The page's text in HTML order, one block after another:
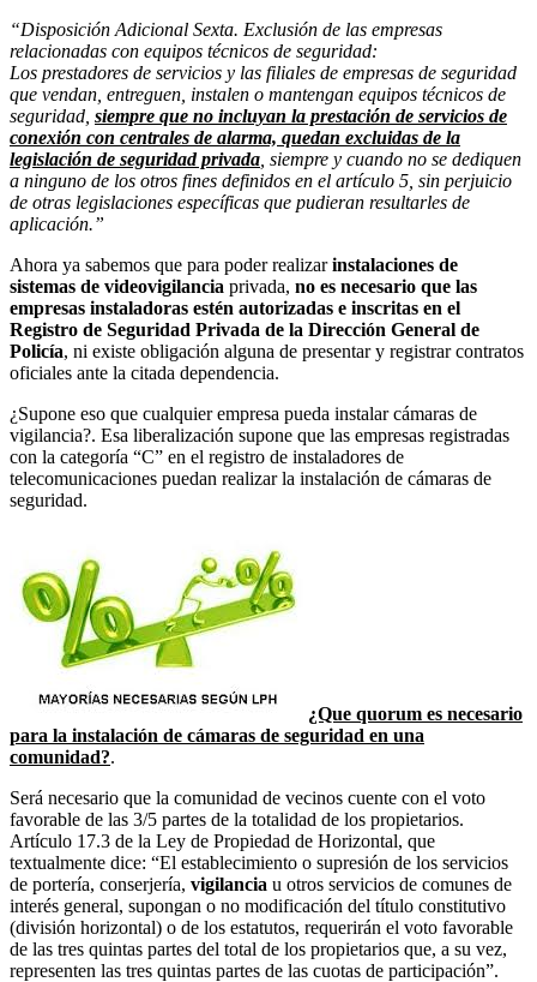
“Disposición Adicional Sexta. Exclusión de las empresas
relacionadas con equipos técnicos de seguridad:
Los prestadores de servicios y las filiales de empresas de seguridad
que vendan, entreguen, instalen o mantengan equipos técnicos de
seguridad, siempre que no incluyan la prestación de servicios de
conexión con centrales de alarma, quedan excluidas de la
legislación de seguridad privada , siempre y cuando no se dediquen
a ninguno de los otros fines definidos en el artículo 5, sin perjuicio
de otras legislaciones específicas que pudieran resultarles de
aplicación.”
Ahora ya sabemos que para poder realizarinstalaciones de
sistemas de videovigilancia privada, no es necesario que las
empresas instaladoras estén autorizadas e inscritas en el
Registro de Seguridad Privada de la Dirección General de
Policía, ni existe obligación alguna de presentar y registrar contratos
oficiales ante la citada dependencia.
¿Supone eso que cualquier empresa pueda instalar cámaras de
vigilancia?. Esa liberalización supone que las empresas registradas
con la categoría “C” en el registro de instaladores de
telecomunicaciones puedan realizar la instalación de cámaras de
seguridad.
¿Que quorum es necesario
para la instalación de cámaras de seguridad en una
comunidad?.
Será necesario que la comunidad de vecinos cuente con el voto
favorable de las 3/5 partes de la totalidad de los propietarios.
Artículo 17.3 de la Ley de Propiedad de Horizontal, que
textualmente dice: “El establecimiento o supresión de los servicios
de portería, conserjería, vigilancia u otros servicios de comunes de
interés general, supongan o no modificación del título constitutivo
(división horizontal) o de los estatutos, requerirán el voto favorable
de las tres quintas partes del total de los propietarios que, a su vez,
representen las tres quintas partes de las cuotas de participación”.